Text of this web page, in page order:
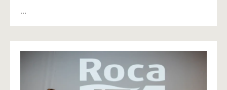
...